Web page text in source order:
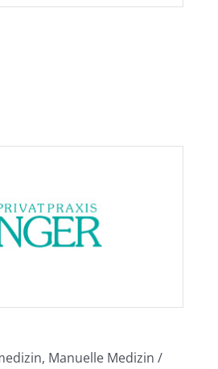
Manuelle Medizin /